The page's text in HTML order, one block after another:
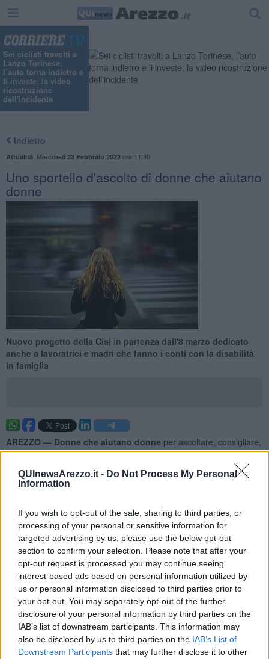
QUInewsArezzo.it - Do Not Process My Personal
Information
If you wish to opt-out of the sale, sharing to third parties, or
processing of your personal or sensitive information for
targeted advertising by us, please use the below opt-out
section to confirm your selection. Please note that after your
opt-out request is processed you may continue seeing
interest-based ads based on personal information utilized by
us or personal information disclosed to third parties prior to
your opt-out. You may separately opt-out of the further
disclosure of your personal information by third parties on the
IAB’s list of downstream participants. This information may
also be disclosed by us to third parties on the IAB’s List of
Downstream Participants that may further disclose it to other
Sei ciclisti travolti a
Lanzo Torinese,
l’auto torna indietro e
li investe: la video
ricostruzione
dell'incidente
Indietro
Attualità Mercoledì 23 Febbraio 2022ore 11:30
Uno sportello d'ascolto di donne che aiutano
donne
Nuovo progetto della Cisl in partenza dall'8 marzo dedicato
anche a lavoratrici e madri che fanno i conti con la disabilità
in famiglia
AREZZO — Donne che aiutano donne per ascoltare, consigliare,
indirizzare. Questi gli elementi chiave del progetto “Sportello
” fortemente voluto dal coordinamento al femminile della
Cisl aretina.
Esposito e Rosalba Salvadori, che hanno contributo alla
realizzazione dell'iniziativa spiegano come, in entrambe le
categorie, sia elevato il numero di donne lavoratrici e madri
"donne che oltre al lavoro devono ogni giorno misurarsi con la
difficoltà della disabilità o della non autosufficienza che, spesso,
grava quasi totalmente su di loro.Avere un punto di riferimento
dove ricevere ascolto, consigli, un aiutodi come affrontare la
questione - proseguono - oggi è sempre più necessario. Non solo
il 'problema', già di per sé è impegnativo, ma va anche aggiunto
l’aspetto relazionale che, se già al minimo, è diventato ancora più
ristretto a seguito dellapandemia.Sappiamoquanto sia pesante
l’isolamentoe le donne sono quelle che stanno pagando un
prezzo maggiore".